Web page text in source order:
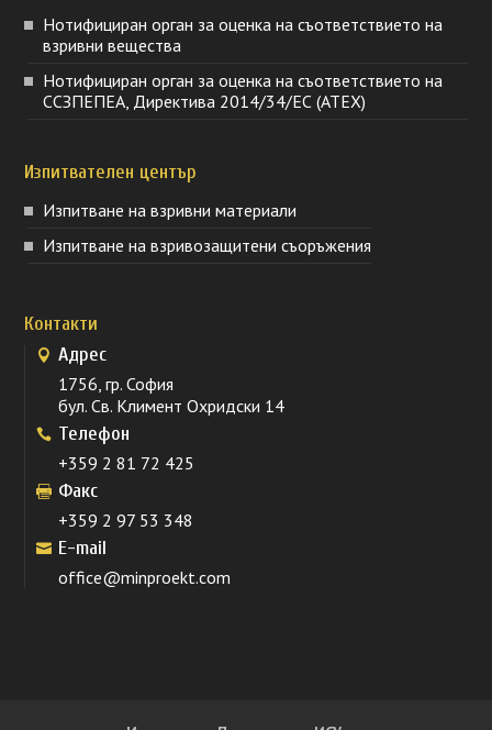
Нотифициран орган за оценка на съответствието на
взривни вещества
Нотифициран орган за оценка на съответствието на
ССЗПЕПЕА, Директива 2014/34/ЕС (ATEX)
Изпитвателен център
Изпитване на взривни материали
Изпитване на взривозащитени съоръжения
Контакти
Адрес
1756, гр. София
бул. Св. Климент Охридски 14
Телефон
+359 2 81 72 425
Факс
+359 2 97 53 348
E-mail
office@minproekt.com